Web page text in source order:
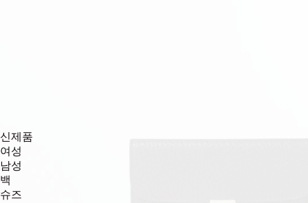
신제품
여성
남성
백
슈즈